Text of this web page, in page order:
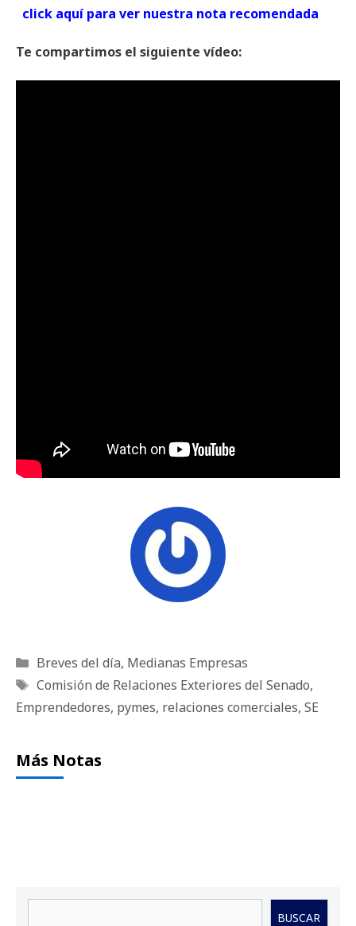
click aquí para ver nuestra nota recomendada
Te compartimos el siguiente vídeo:
Categorías
Breves del día, Medianas Empresas
Etiquetas
Comisión de Relaciones Exteriores del Senado,
Emprendedores, pymes, relaciones comerciales, SE
Más Notas
BUSCAR